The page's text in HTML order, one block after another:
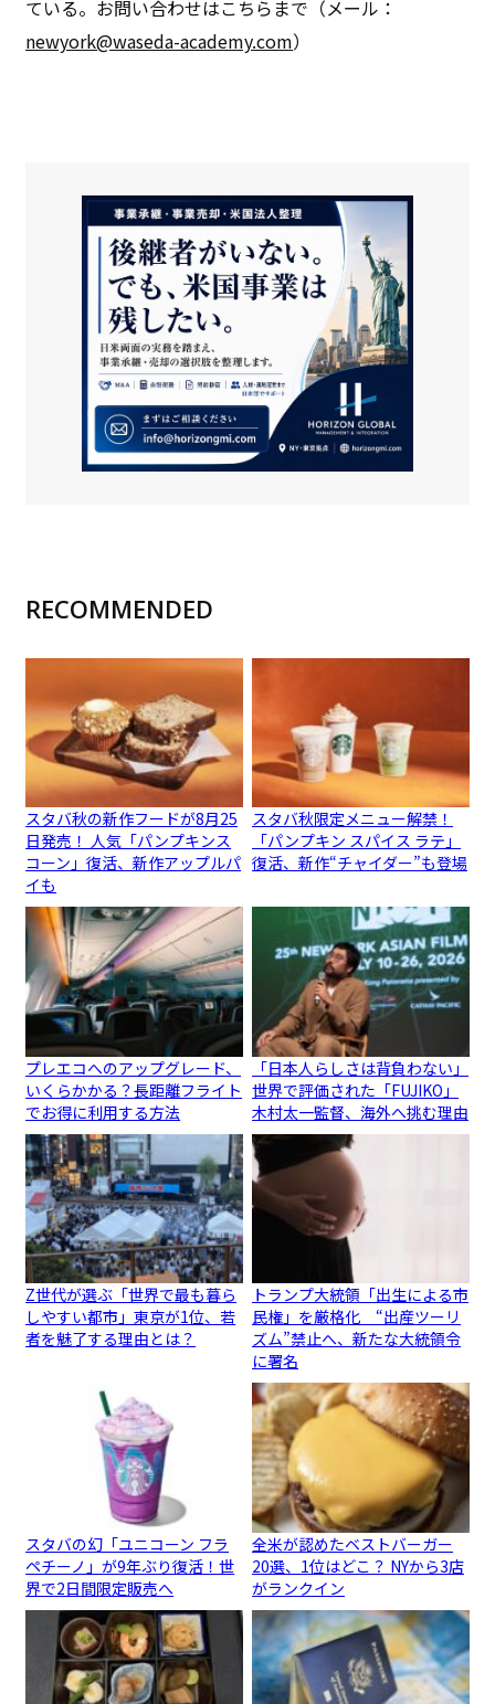
ている。お問い合わせはこちらまで（メール：
newyork@waseda-academy.com）
RECOMMENDED
スタバ秋の新作フードが8月25
日発売！ 人気「パンプキンス
コーン」復活、新作アップルパ
イも
スタバ秋限定メニュー解禁！
「パンプキン スパイス ラテ」
復活、新作“チャイダー”も登場
プレエコへのアップグレード、
いくらかかる？長距離フライト
でお得に利用する方法
「日本人らしさは背負わない」
世界で評価された「FUJIKO」
木村太一監督、海外へ挑む理由
Z世代が選ぶ「世界で最も暮ら
しやすい都市」東京が1位、若
者を魅了する理由とは？
トランプ大統領「出生による市
民権」を厳格化 “出産ツーリ
ズム”禁止へ、新たな大統領令
に署名
スタバの幻「ユニコーン フラ
ペチーノ」が9年ぶり復活！世
界で2日間限定販売へ
全米が認めたベストバーガー
20選、1位はどこ？ NYから3店
がランクイン